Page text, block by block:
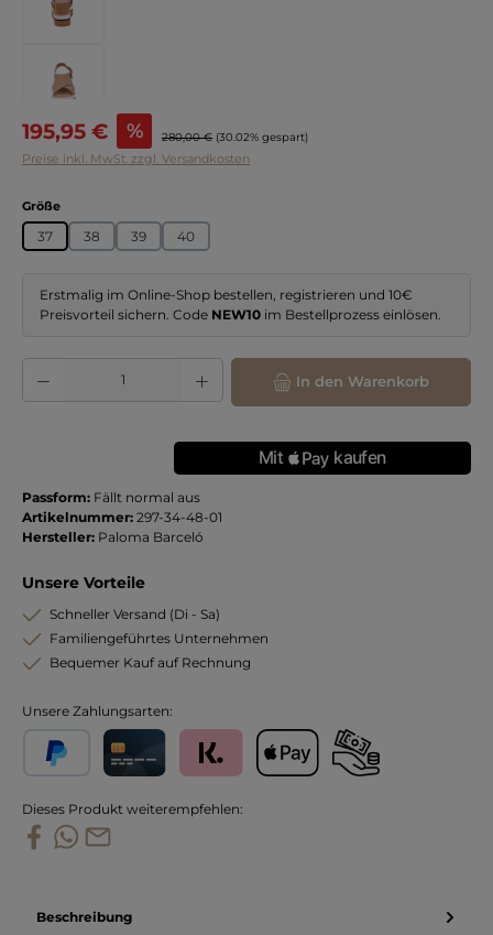
Verkaufspreis:
195,95 € % Regulärer Preis:
280,00 € (30.02% gespart)
Preise inkl. MwSt. zzgl. Versandkosten
Größeauswählen
37 38 39 40
Erstmalig im Online-Shop bestellen, registrieren und 10€
Preisvorteil sichern. Code NEW10 im Bestellprozess einlösen.
Produkt Anzahl: Gib den gewünschten Wert ein oder benutze die
In den Warenkorb
Passform: Fällt normal aus
Artikelnummer: 297-34-48-01
Hersteller: Paloma Barceló
Unsere Vorteile
Schneller Versand (Di - Sa)
Familiengeführtes Unternehmen
Bequemer Kauf auf Rechnung
Unsere Zahlungsarten:
Dieses Produkt weiterempfehlen:
Beschreibung